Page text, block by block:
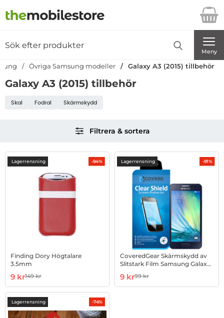
Startsidan för Danira Telecom AB
Meny
Övriga Samsung modeller Galaxy A3 (2015) tillbehör
Galaxy A3 (2015) tillbehör
Underkategorier
Skal Fodral Skärmskydd
Filtrera & sortera
Filtrera & sortera
produktlista
Lagerrensning -94%
Finding Dory Högtalare
3.5mm
Art. nr 15188
rea pris
9 krtidigare pris
149 kr
Lagerrensning -91%
CoveredGear Skärmskydd av
Slitstark Film Samsung Galaxy
Art. nr 38326
rea pris
9 krtidigare pris
99 kr
Lagerrensning -74%